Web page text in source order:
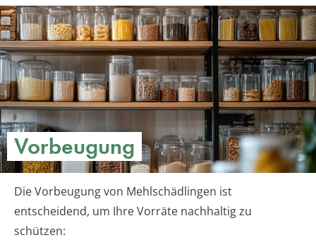
Vorbeugung
Die Vorbeugung von Mehlschädlingen ist
entscheidend, um Ihre Vorräte nachhaltig zu
schützen: